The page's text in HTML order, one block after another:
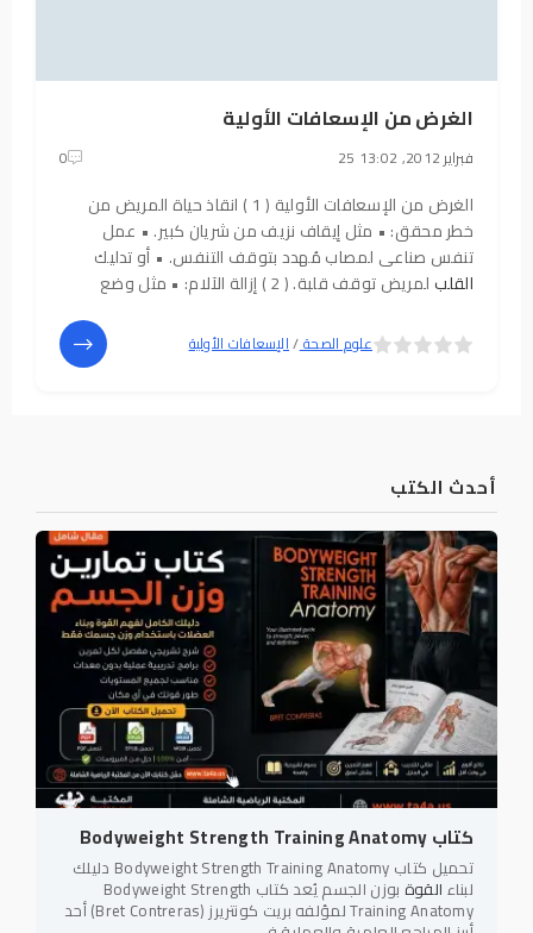
أحدث الكتب
كتاب Bodyweight Strength Training Anatomy
تحميل كتاب Bodyweight Strength Training Anatomy دليلك
لبناء القوة بوزن الجسم يُعد كتاب Bodyweight Strength
Training Anatomy لمؤلفه بريت كونتريرز (Bret Contreras) أحد
الغرض من الإسعافات الأولية
25 فبراير 2012, 13:02 0
الغرض من الإسعافات الأولية ( 1 ) انقاذ حياة المريض من
خطر محقق: • مثل إيقاف نزيف من شريان كبير. • عمل
تنفس صناعى لمصاب مُهدد بتوقف التنفس. • أو تدليك
القلب
لمريض توقف قلبة. ( 2 ) إزالة الآلام: • مثل وضع
المعوى والكلوى ..... • رباط ضاغط لجزع
علوم الصحة/الإسعافات الأولية